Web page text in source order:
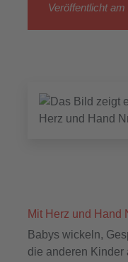
Veröffentlicht am
Mit Herz und Hand
Babys wickeln,
die anderen Kinder